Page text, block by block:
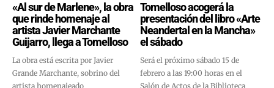
«Al sur de Marlene», la obra
que rinde homenaje al
artista Javier Marchante
Guijarro, llega a Tomelloso
La obra está escrita por Javier
Grande Marchante, sobrino del
artista homenajeado
Tomelloso acogerá la
presentación del libro «Arte
Neandertal en la Mancha»
el sábado
Será el próximo sábado 15 de
febrero a las 19:00 horas en el
Salón de Actos de la Biblioteca